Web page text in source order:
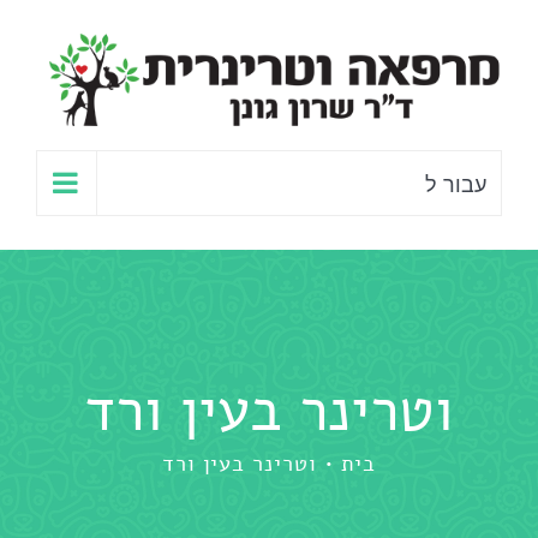
לתוכן
עבור ל
וטרינר בעין ורד
בית וטרינר בעין ורד